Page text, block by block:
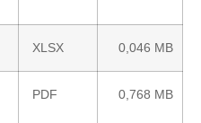
XLSX 0,046 MB
PDF 0,768 MB